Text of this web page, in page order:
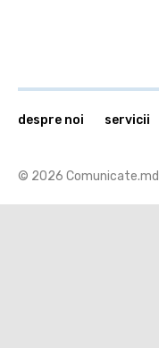
© 2026 Comunicate.md
despre noi servicii